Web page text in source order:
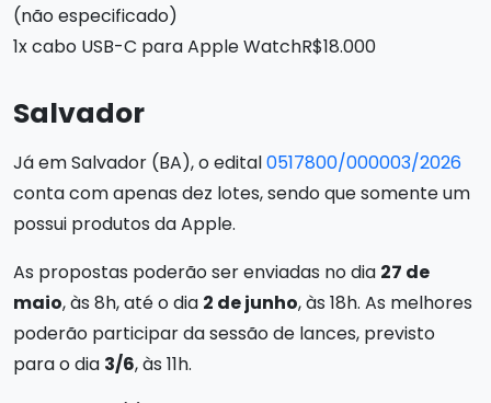
(não especificado)
1x cabo USB-C para Apple WatchR$18.000
Salvador
Já em Salvador (BA), o edital0517800/000003/2026
conta com apenas dez lotes, sendo que somente um
possui produtos da Apple.
As propostas poderão ser enviadas no dia 27 de
maio, às 8h, até o dia 2 de junho, às 18h. As melhores
poderão participar da sessão de lances, previsto
para o dia 3/6, às 11h.